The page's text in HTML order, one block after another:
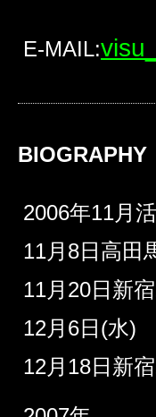
E-MAIL:
BIOGRAPHY
2006年11月
11月8日高田
11月20日新
12月6日(水)
12月18日新